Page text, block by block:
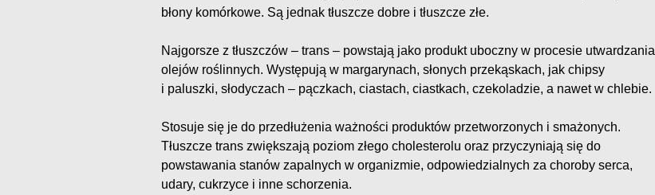
błony komórkowe. Są jednak tłuszcze dobre i tłuszcze złe.
Najgorsze z tłuszczów – trans – powstają jako produkt uboczny w procesie utwardzania
olejów roślinnych. Występują w margarynach, słonych przekąskach, jak chipsy
i paluszki, słodyczach – pączkach, ciastach, ciastkach, czekoladzie, a nawet w chlebie.
Stosuje się je do przedłużenia ważności produktów przetworzonych i smażonych.
Tłuszcze trans zwiększają poziom złego cholesterolu oraz przyczyniają się do
powstawania stanów zapalnych w organizmie, odpowiedzialnych za choroby serca,
udary, cukrzyce i inne schorzenia.